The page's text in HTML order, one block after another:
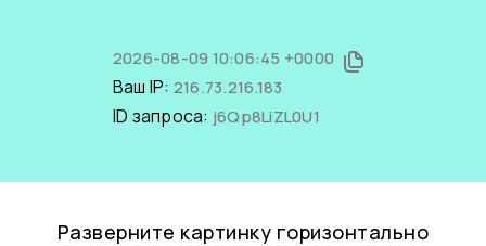
2026-08-09 10:06:45 +0000
Ваш IP: 216.73.216.183
ID запроса: j6Qp8LiZL0U1
Разверните картинку горизонтально